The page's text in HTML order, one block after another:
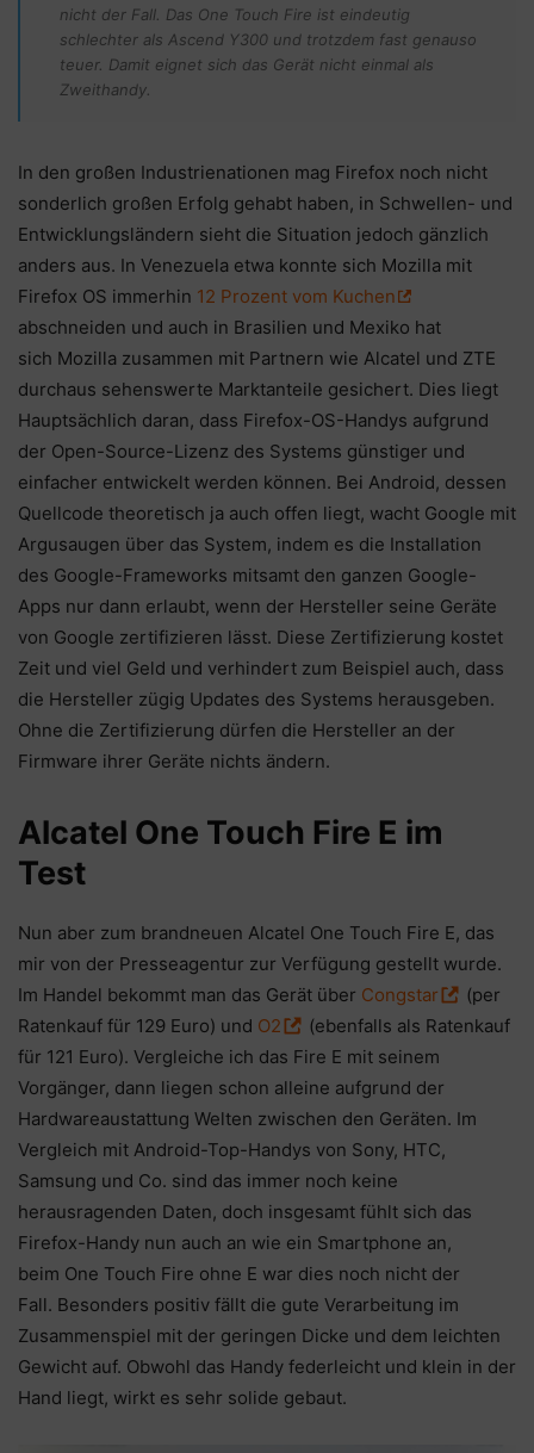
nicht der Fall. Das One Touch Fire ist eindeutig
schlechter als Ascend Y300 und trotzdem fast genauso
teuer. Damit eignet sich das Gerät nicht einmal als
Zweithandy.
In den großen Industrienationen mag Firefox noch nicht
sonderlich großen Erfolg gehabt haben, in Schwellen- und
Entwicklungsländern sieht die Situation jedoch gänzlich
anders aus. In Venezuela etwa konnte sich Mozilla mit
Firefox OS immerhin 12 Prozent vom Kuchen
abschneiden und auch in Brasilien und Mexiko hat
sich Mozilla zusammen mit Partnern wie Alcatel und ZTE
durchaus sehenswerte Marktanteile gesichert. Dies liegt
Hauptsächlich daran, dass Firefox-OS-Handys aufgrund
der Open-Source-Lizenz des Systems günstiger und
einfacher entwickelt werden können. Bei Android, dessen
Quellcode theoretisch ja auch offen liegt, wacht Google mit
Argusaugen über das System, indem es die Installation
des Google-Frameworks mitsamt den ganzen Google-
Apps nur dann erlaubt, wenn der Hersteller seine Geräte
von Google zertifizieren lässt. Diese Zertifizierung kostet
Zeit und viel Geld und verhindert zum Beispiel auch, dass
die Hersteller zügig Updates des Systems herausgeben.
Ohne die Zertifizierung dürfen die Hersteller an der
Firmware ihrer Geräte nichts ändern.
Alcatel One Touch Fire E im
Test
Nun aber zum brandneuen Alcatel One Touch Fire E, das
mir von der Presseagentur zur Verfügung gestellt wurde.
Im Handel bekommt man das Gerät über Congstar
(per
Ratenkauf für 129 Euro) und O2
(ebenfalls als Ratenkauf
für 121 Euro). Vergleiche ich das Fire E mit seinem
Vorgänger, dann liegen schon alleine aufgrund der
Hardwareaustattung Welten zwischen den Geräten. Im
Vergleich mit Android-Top-Handys von Sony, HTC,
Samsung und Co. sind das immer noch keine
herausragenden Daten, doch insgesamt fühlt sich das
Firefox-Handy nun auch an wie ein Smartphone an,
beim One Touch Fire ohne E war dies noch nicht der
Fall. Besonders positiv fällt die gute Verarbeitung im
Zusammenspiel mit der geringen Dicke und dem leichten
Gewicht auf. Obwohl das Handy federleicht und klein in der
Hand liegt, wirkt es sehr solide gebaut.